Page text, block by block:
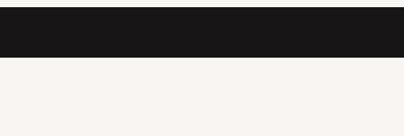
Respuesta aún Más Rápidos